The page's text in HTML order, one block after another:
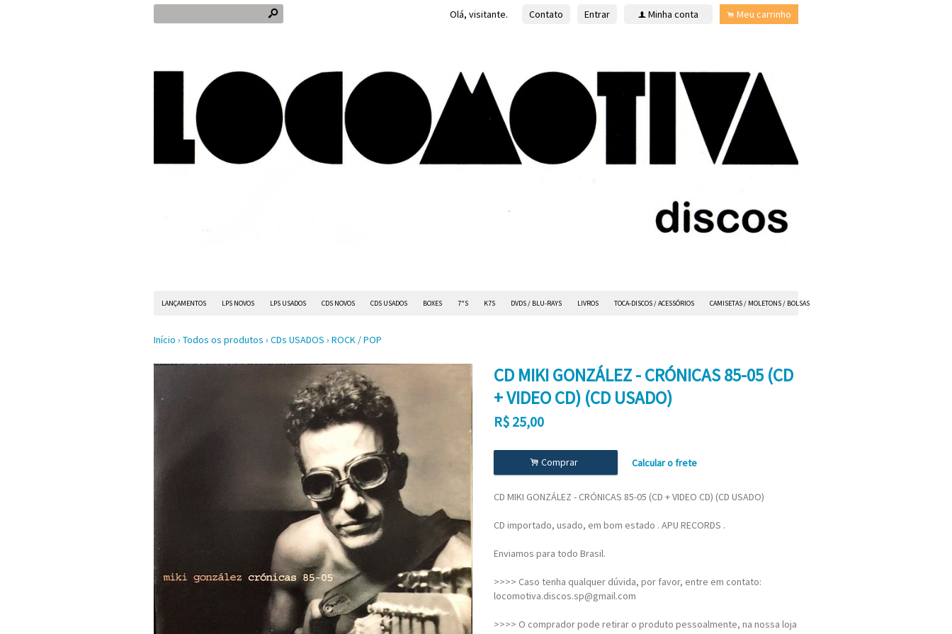
s Olá, visitante. Contato Entrar f Minha conta . Meu carrinho
LANÇAMENTOS LPS NOVOS LPS USADOS CDS NOVOS CDS USADOS BOXES 7"S K7S DVDS / BLU-RAYS LIVROS TOCA-DISCOS / ACESSÓRIOS CAMISETAS / MOLETONS / BOLSAS
Início › Todos os produtos › CDs USADOS › ROCK / POP
CD MIKI GONZÁLEZ - CRÓNICAS 85-05 (CD
+ VIDEO CD) (CD USADO)
R$ 25,00
. Comprar Calcular o frete
CD MIKI GONZÁLEZ - CRÓNICAS 85-05 (CD + VIDEO CD) (CD USADO)
CD importado, usado, em bom estado . APU RECORDS .
Enviamos para todo Brasil.
>>>> Caso tenha qualquer dúvida, por favor, entre em contato:
locomotiva.discos.sp@gmail.com
>>>> O comprador pode retirar o produto pessoalmente, na nossa loja